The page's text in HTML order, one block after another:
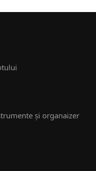
și organaizer